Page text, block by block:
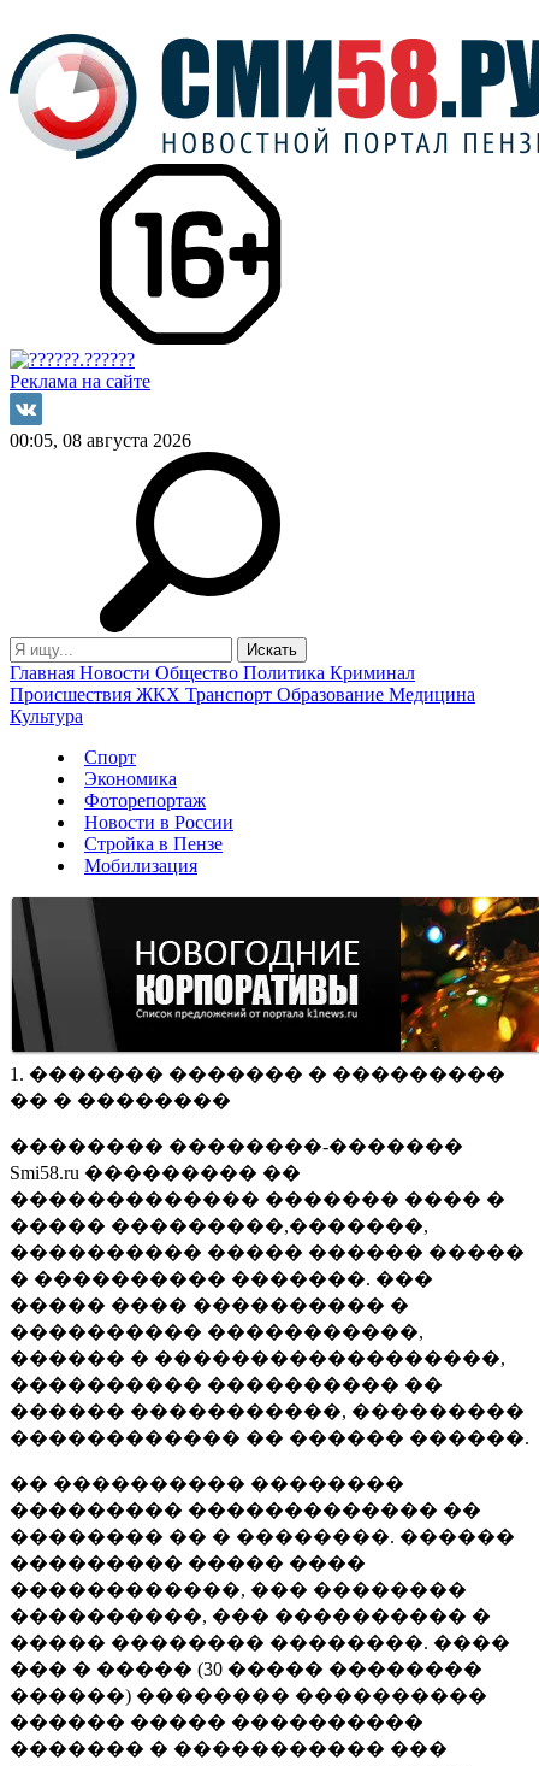
Реклама на сайте
00:05, 08 августа 2026
Главная Новости Общество Политика Криминал
Происшествия ЖКХ Транспорт Образование Медицина
Культура
Спорт
Экономика
Фоторепортаж
Новости в России
Стройка в Пензе
Мобилизация
1. ������� ������� � ���������
�� � ��������
�������� ��������-�������
Smi58.ru ��������� ��
������������� ������� ���� �
����� ���������,�������,
���������� ����� ������ �����
� ���������� �������. ���
����� ���� ���������� �
���������� �����������,
������ � ������������������,
���������� ���������� ��
������ �����������, ���������
������������ �� ������ ������.
�� ���������� ��������
��������� ������������� ��
�������� �� � ��������. ������
��������� ����� ����
������������, ��� ��������
����������, ��� ���������� �
����� �������� ��������. ����
��� � ����� (30 ����� ��������
������) �������� ����������
������ ����� ����������
������� � ����������� ���